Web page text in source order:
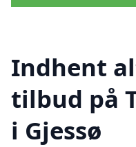
Indhent
tilbud på
i Gjessø